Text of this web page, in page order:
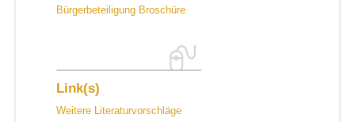
Bürgerbeteiligung Broschüre
Link(s)
Weitere Literaturvorschläge